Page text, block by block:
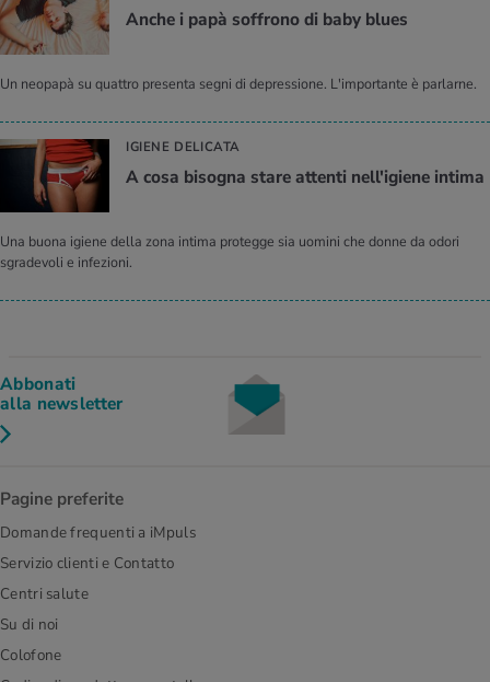
Anche i papà soffrono di baby blues
Un neopapà su quattro presenta segni di depressione. L'importante è parlarne.
IGIENE DELICATA
A cosa bisogna stare attenti nell'igiene intima
Una buona igiene della zona intima protegge sia uomini che donne da odori
sgradevoli e infezioni.
Abbonati
alla newsletter
Pagine preferite
Domande frequenti a iMpuls
Servizio clienti e Contatto
Centri salute
Su di noi
Colofone